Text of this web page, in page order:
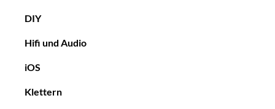
DIY
Hifi und Audio
iOS
Klettern